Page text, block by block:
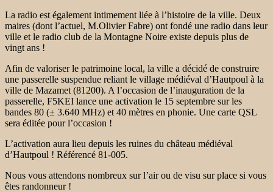
La radio est également intimement liée à l’histoire de la ville. Deux
maires (dont l’actuel, M.Olivier Fabre) ont fondé une radio dans leur
ville et le radio club de la Montagne Noire existe depuis plus de
vingt ans !
Afin de valoriser le patrimoine local, la ville a décidé de construire
une passerelle suspendue reliant le village médiéval d’Hautpoul à la
ville de Mazamet (81200). A l’occasion de l’inauguration de la
passerelle, F5KEI lance une activation le 15 septembre sur les
bandes 80 (± 3.640 MHz) et 40 mètres en phonie. Une carte QSL
sera éditée pour l’occasion !
L’activation aura lieu depuis les ruines du château médiéval
d’Hautpoul ! Référencé 81-005.
Nous vous attendons nombreux sur l’air ou de visu sur place si vous
êtes randonneur !